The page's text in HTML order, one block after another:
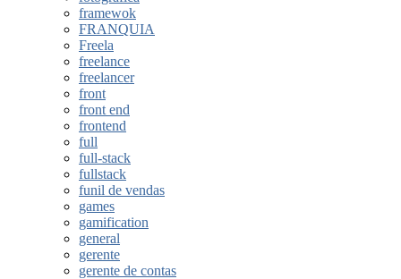
framewok
FRANQUIA
Freela
freelance
freelancer
front
front end
frontend
full
full-stack
fullstack
funil de vendas
games
gamification
general
gerente
gerente de contas